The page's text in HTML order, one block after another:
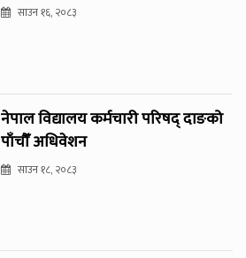
साउन १६, २०८३
नेपाल विद्यालय कर्मचारी परिषद् दाङको
पाँचौँ अधिवेशन
साउन १८, २०८३